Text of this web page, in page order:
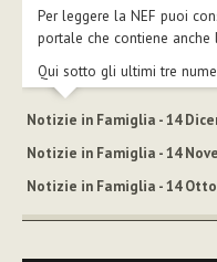
Per leggere la NEF puoi
portale che contiene anche
Qui sotto gli ultimi tre
Notizie in Famiglia - 14
Notizie in Famiglia - 14
Notizie in Famiglia - 14